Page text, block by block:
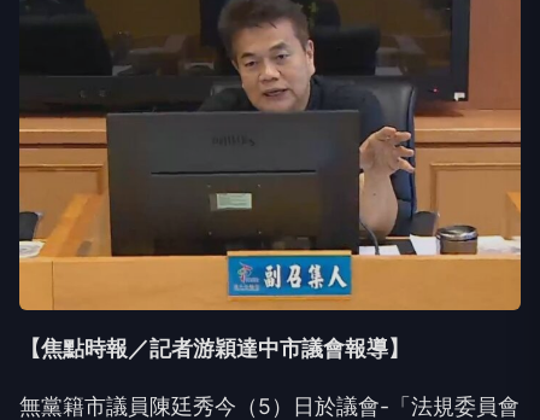
【焦點時報／記者游穎達中市議會報導】
無黨籍市議員陳廷秀今（5）日於議會-「法規委員會